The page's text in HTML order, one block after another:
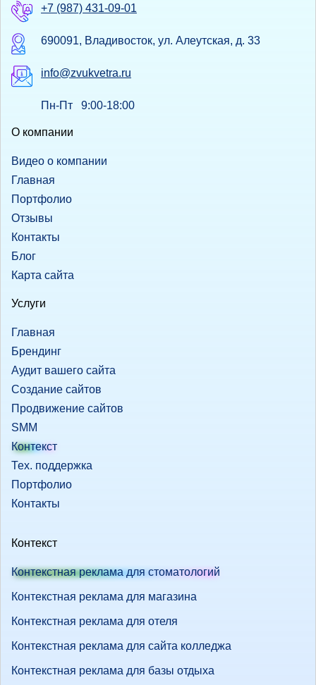
+7 (987) 431-09-01
690091, Владивосток, ул. Алеутская, д. 33
info@zvukvetra.ru
Пн-Пт 9:00-18:00
О компании
Видео о компании
Главная
Портфолио
Отзывы
Контакты
Блог
Карта сайта
Услуги
Главная
Брендинг
Аудит вашего сайта
Создание сайтов
Продвижение сайтов
SMM
Контекст
Тех. поддержка
Портфолио
Контакты
Контекст
Контекстная реклама для стоматологий
Контекстная реклама для магазина
Контекстная реклама для отеля
Контекстная реклама для сайта колледжа
Контекстная реклама для базы отдыха